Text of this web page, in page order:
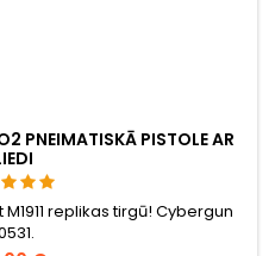
PNEIMATISKĀ PISTOLE AR
replikas tirgū! Cybergun